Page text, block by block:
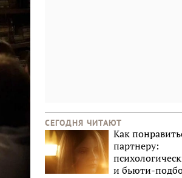
СЕГОДНЯ ЧИТАЮТ
Как
партнеру:
и бьюти-